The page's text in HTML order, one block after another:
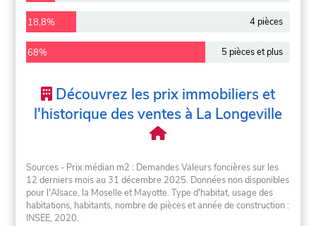
18,8% 4 pièces
68% 5 pièces et plus
Découvrez les prix immobiliers et
l'historique des ventes à La Longeville
Sources - Prix médian m2 : Demandes Valeurs foncières sur les
12 derniers mois au 31 décembre 2025. Données non disponibles
pour l'Alsace, la Moselle et Mayotte. Type d'habitat, usage des
habitations, habitants, nombre de pièces et année de construction :
INSEE, 2020.